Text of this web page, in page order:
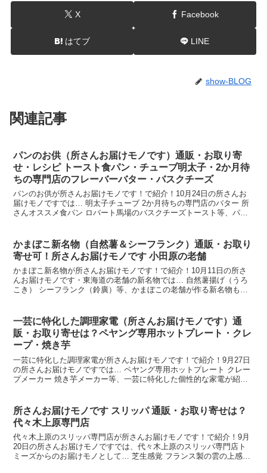
X Facebook
はてブ LINE
show-BLOG
関連記事
パンのお供（所さんお届けモノです）通販・お取り寄
せ・レシピ トースト食パン・チューブ明太子・2か月待
ちの専門店のフレーバーバター・バスクチーズ
パンのお供が所さんお届けモノです！で紹介！10月24日の所さんお
届けモノですでは… 明太子チューブ 2か月待ちの専門店のバター 所
さんオススメ食パン ロバート馬場のバスクチーズトースト等、パン
かまぼこ新名物（自然薯＆シーフランク）通販・お取り
寄せ可！所さんお届けモノです 小田原の老舗
かまぼこ新名物が所さんお届けモノです！で紹介！10月11日の所さ
んお届けモノです・東海道の老舗の新名物では… 自然薯揚げ（うろ
こき） シーフランク（鈴廣）等、かまぼこの老舗が作る新名物も紹
一芸に特化した調理家電（所さんお届けモノです）通
販・お取り寄せは？ペヤング専用ホットプレート・クレ
ープ・焼き芋
一芸に特化した調理家電が所さんお届けモノです！で紹介！9月27日
の所さんお届けモノですでは… ペヤング専用ホットプレート クレー
プメーカー 焼き芋メーカー等、一芸に特化した個性的な家電が紹介
所さんお届けモノです スリッパ 通販・お取り寄せは？
代々木上原専門店
代々木上原のスリッパ専門店が所さんお届けモノです！で紹介！9月
20日の所さんお届けモノですでは、代々木上原のスリッパ専門店ト
ミーズからのお届けモノとして… 芝生感覚 フランス製の雲の上感覚